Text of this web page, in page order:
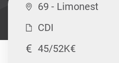
69 - Limonest
CDI
45/52K€